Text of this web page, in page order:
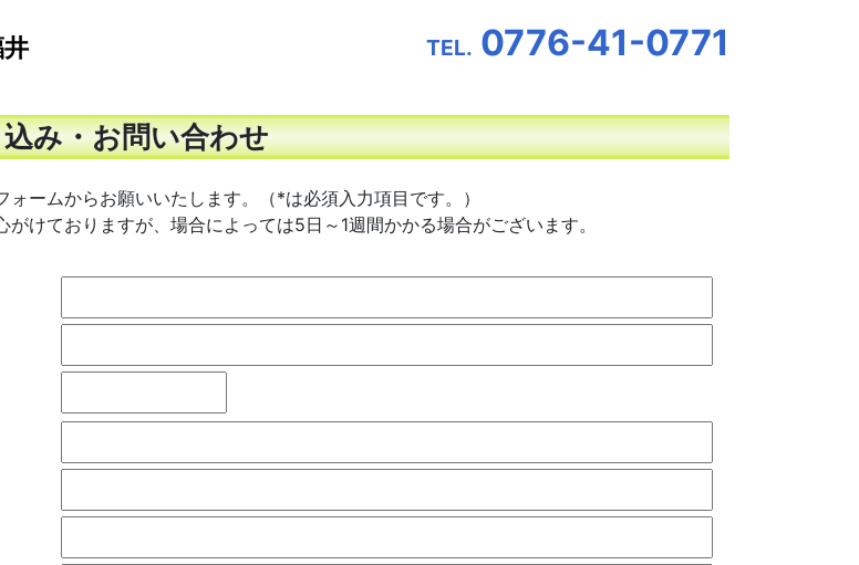
TEL. 0776-41-0771
み・お問い合わせ
ォームからお願いいたします。（*は必須入力項目です。）
がけておりますが、場合によっては5日～1週間かかる場合がございます。